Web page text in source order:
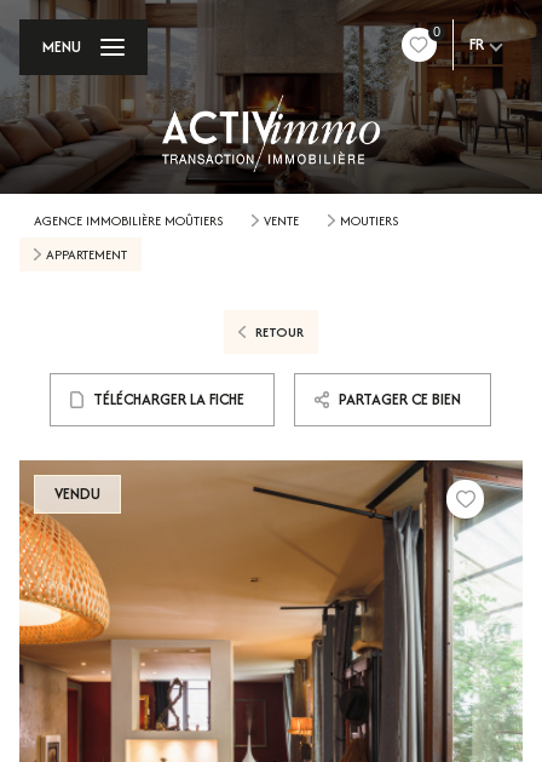
0
FR
MENU
AGENCE IMMOBILIÈRE MOÛTIERS VENTE
MOUTIERS
APPARTEMENT
RETOUR
TÉLÉCHARGER LA FICHE PARTAGER CE BIEN
VENDU